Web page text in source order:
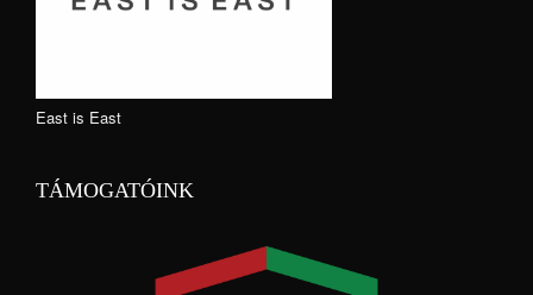
East is East
TÁMOGATÓINK